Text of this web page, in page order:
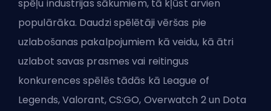
spēļu industrijas sākumiem, tā kļūst arvien
populārāka. Daudzi spēlētāji vēršas pie
uzlabošanas pakalpojumiem kā veidu, kā ātri
uzlabot savas prasmes vai reitingus
konkurences spēlēs tādās kā League of
Legends,Valorant,CS:GO, Overwatch 2un Dota